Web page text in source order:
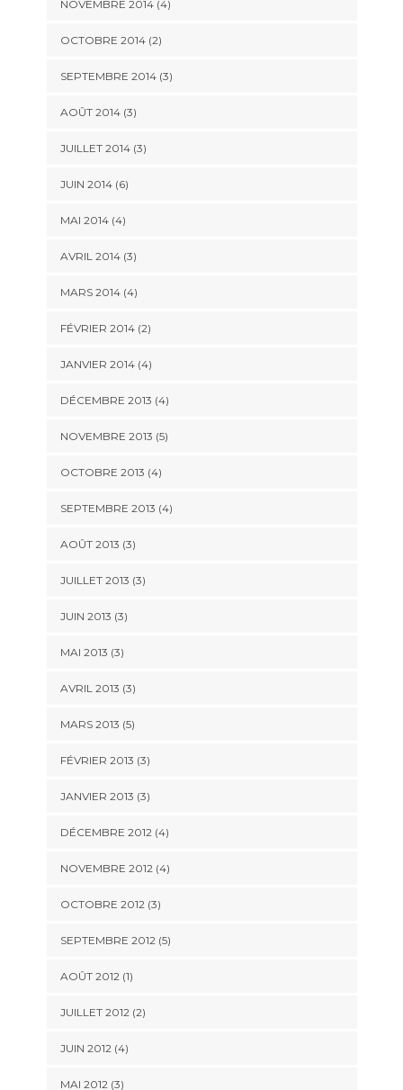
NOVEMBRE 2014(4)
OCTOBRE 2014(2)
SEPTEMBRE 2014(3)
AOÛT 2014(3)
JUILLET 2014(3)
JUIN 2014(6)
MAI 2014(4)
AVRIL 2014(3)
MARS 2014(4)
FÉVRIER 2014(2)
JANVIER 2014(4)
DÉCEMBRE 2013 (4)
NOVEMBRE 2013 (5)
OCTOBRE 2013 (4)
SEPTEMBRE 2013 (4)
AOÛT 2013 (3)
JUILLET 2013 (3)
JUIN 2013 (3)
MAI 2013 (3)
AVRIL 2013 (3)
MARS 2013 (5)
FÉVRIER 2013 (3)
JANVIER 2013 (3)
DÉCEMBRE 2012(4)
NOVEMBRE 2012(4)
OCTOBRE 2012(3)
SEPTEMBRE 2012(5)
AOÛT 2012(1)
JUILLET 2012(2)
JUIN 2012(4)
MAI 2012(3)